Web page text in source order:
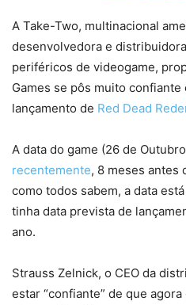
A Take-Two, multinacional
desenvolvedora e
periféricos de videogame,
Games se pôs muito confiante
lançamento de Red Dead
A data do game (26 de
recentemente, 8 meses antes
como todos sabem, a data
tinha data prevista de
ano.
Strauss Zelnick, o CEO da
estar “confiante” de que